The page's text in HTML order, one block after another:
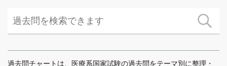
過去問チャートは、医療系国家試験の過去問をテーマ別に整理・